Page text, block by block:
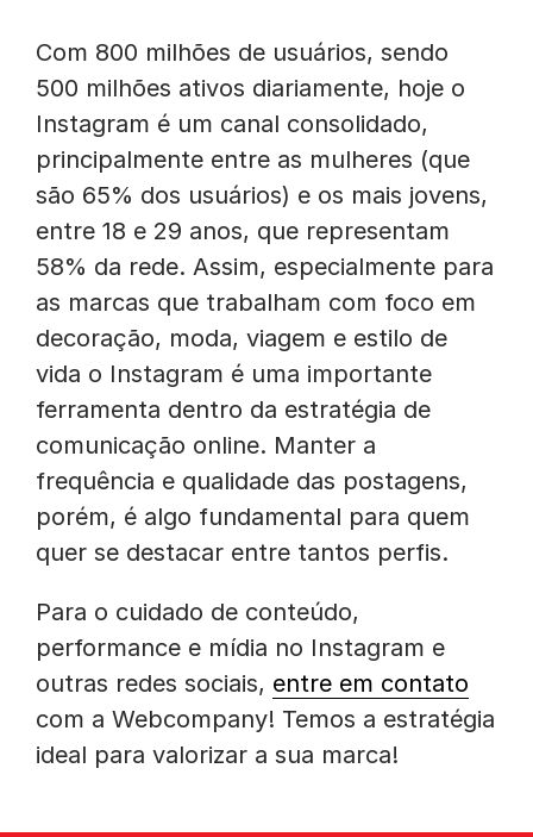
Com 800 milhões de usuários, sendo
500 milhões ativos diariamente, hoje o
Instagram é um canal consolidado,
principalmente entre as mulheres (que
são 65% dos usuários) e os mais jovens,
entre 18 e 29 anos, que representam
58% da rede. Assim, especialmente para
as marcas que trabalham com foco em
decoração, moda, viagem e estilo de
vida o Instagram é uma importante
ferramenta dentro da estratégia de
comunicação online. Manter a
frequência e qualidade das postagens,
porém, é algo fundamental para quem
quer se destacar entre tantos perfis.
Para o cuidado de conteúdo,
performance e mídia no Instagram e
outras redes sociais, entre em contato
com a Webcompany! Temos a estratégia
ideal para valorizar a sua marca!